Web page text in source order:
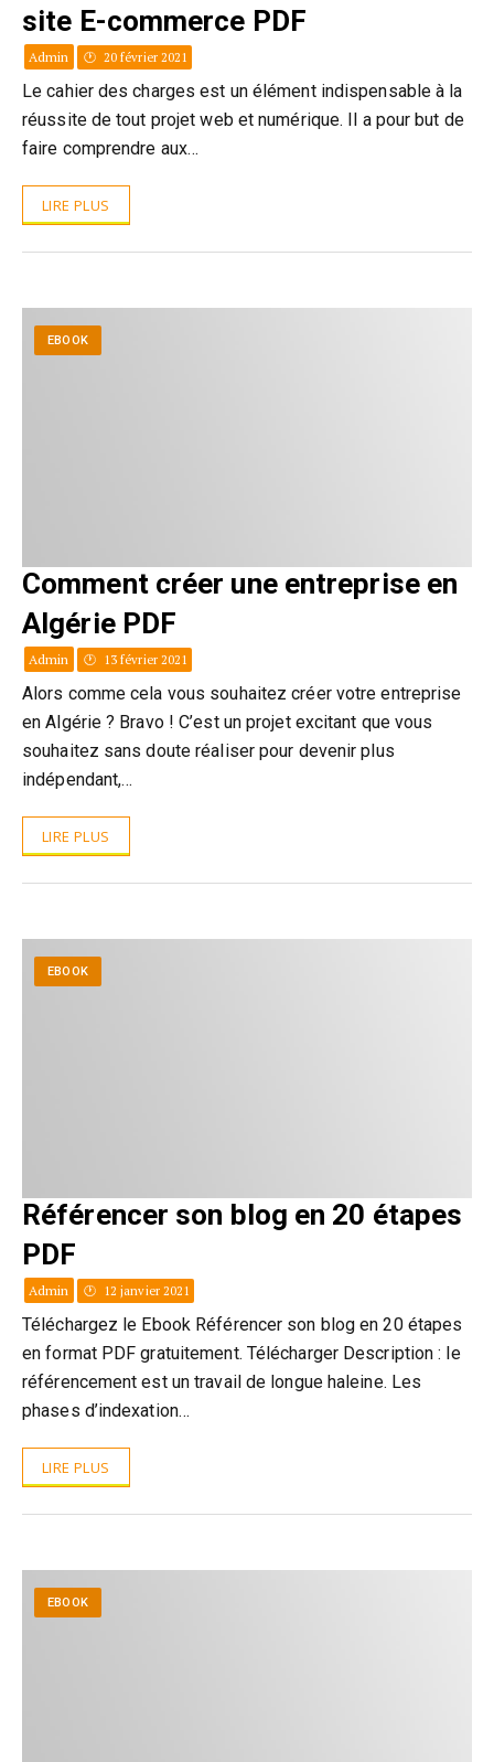
site E-commerce PDF
Admin 20 février 2021
Le cahier des charges est un élément indispensable à la
réussite de tout projet web et numérique. Il a pour but de
faire comprendre aux…
LIRE PLUS
EBOOK
Comment créer une entreprise en
Algérie PDF
Admin 13 février 2021
Alors comme cela vous souhaitez créer votre entreprise
en Algérie ? Bravo ! C’est un projet excitant que vous
souhaitez sans doute réaliser pour devenir plus
indépendant,…
LIRE PLUS
EBOOK
Référencer son blog en 20 étapes
PDF
Admin 12 janvier 2021
Téléchargez le Ebook Référencer son blog en 20 étapes
en format PDF gratuitement. Télécharger Description : le
référencement est un travail de longue haleine. Les
phases d’indexation…
LIRE PLUS
EBOOK